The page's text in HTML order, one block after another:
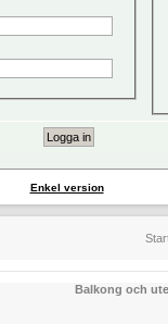
Enkel version
Balkong och